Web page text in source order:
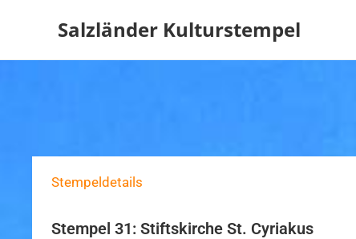
Salzländer Kulturstempel
Stempeldetails
Stempel 31: Stiftskirche St. Cyriakus